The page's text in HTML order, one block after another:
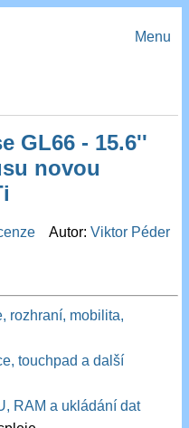
Menu
GL66 - 15.6''
novou
Autor:Viktor Péder
rozhraní, mobilita,
touchpad a další
RAM a ukládání dat